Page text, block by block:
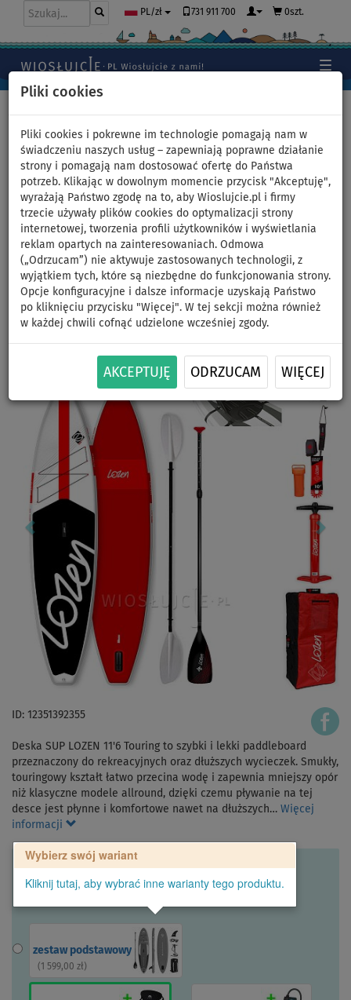
Pliki cookies
Pliki cookies i pokrewne im technologie pomagają nam w
świadczeniu naszych usług – zapewniają poprawne działanie
strony i pomagają nam dostosować ofertę do Państwa
potrzeb. Klikając w dowolnym momencie przycisk "Akceptuję",
wyrażają Państwo zgodę na to, aby Wioslujcie.pl i firmy
trzecie używały plików cookies do optymalizacji strony
internetowej, tworzenia profili użytkowników i wyświetlania
reklam opartych na zainteresowaniach. Odmowa
(„Odrzucam”) nie aktywuje zastosowanych technologii, z
wyjątkiem tych, które są niezbędne do funkcjonowania strony.
Opcje konfiguracyjne i dalsze informacje uzyskają Państwo
po kliknięciu przycisku "Więcej". W tej sekcji można również
w każdej chwili cofnąć udzielone wcześniej zgody.
AKCEPTUJĘ ODRZUCAM WIĘCEJ
PL/zł 731 911 700 0szt.
Deska SUP LOZEN 11'6 FUSION
TOURING - pompowany
paddleboard - wariant:
zestaw kajakowy
DO
-15 %
WIOSŁO W
ZESTAWIE
270 l
DO
130 kg
DARMOWA
DOSTAWA
Next
ID: 12351392355
Deska SUP LOZEN 11'6 Touring to szybki i lekki paddleboard
przeznaczony do rekreacyjnych oraz dłuższych wycieczek. Smukły,
touringowy kształt łatwo przecina wodę i zapewnia mniejszy opór
niż klasyczne modele allround, dzięki czemu pływanie na tej
desce jest płynne i komfortowe nawet na dłuższych… Więcej
informacji
Wybierz swój wariant
Kliknij tutaj, aby wybrać inne warianty tego produktu.
zestaw podstawowy
( 1 599,00 zł)